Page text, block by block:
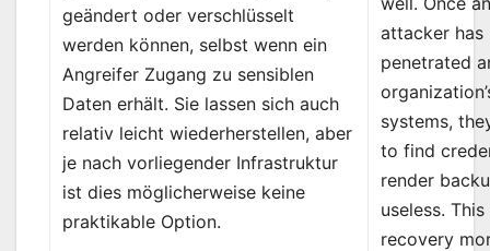
geändert oder verschlüsselt
werden können, selbst wenn ein
Angreifer Zugang zu sensiblen
Daten erhält. Sie lassen sich auch
relativ leicht wiederherstellen, aber
je nach vorliegender Infrastruktur
ist dies möglicherweise keine
praktikable Option.
attacker has
penetrated
systems,
to find
render
useless.
recovery